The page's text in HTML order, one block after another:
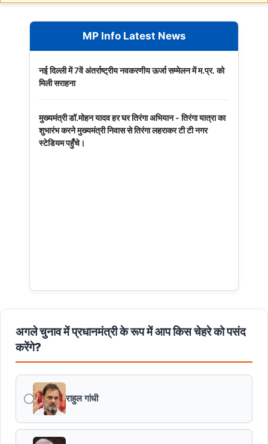
MP Info Latest News
नई दिल्ली में 7वें अंतर्राष्ट्रीय नवकरणीय ऊर्जा सम्मेलन में म.प्र. को
मिली सराहना
मुख्यमंत्री डॉ.मोहन यादव हर घर तिरंगा अभियान - तिरंगा यात्रा का
शुभारंभ करने मुख्यमंत्री निवास से तिरंगा लहराकर टी टी नगर
स्टेडियम पहुँचे।
अगले चुनाव में प्रधानमंत्री के रूप में आप किस चेहरे को पसंद
करेंगे?
राहुल गांधी